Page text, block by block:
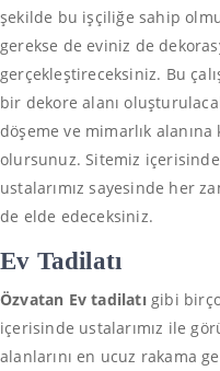
şekilde bu işçiliğe sahip
gerekse de eviniz de
gerçekleştireceksiniz. Bu
bir dekore alanı
döşeme ve mimarlık
olursunuz. Sitemiz
ustalarımız sayesinde her
de elde edeceksiniz.
Ev Tadilatı
Özvatan Ev tadilatıgibi
içerisinde ustalarımız ile
alanlarını en ucuz rakama